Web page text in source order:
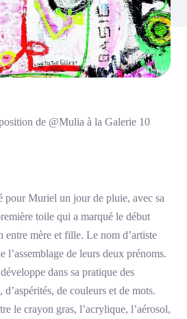
de @Mulia à la Galerie 10
pour Muriel un jour de pluie, avec sa
toile qui a marqué le début
entre mère et fille. Le nom d’artiste
de leurs deux prénoms.
dans sa pratique des
de couleurs et de mots.
le crayon gras, l’acrylique, l’aérosol,